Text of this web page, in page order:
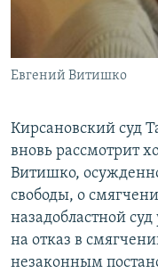
Հայերեն
English
Все сайты Радио
Евгений Витишко
Кирсановский суд
вновь рассмотрит
Витишко,
свободы, о
назадобластной
на отказ в
незаконным